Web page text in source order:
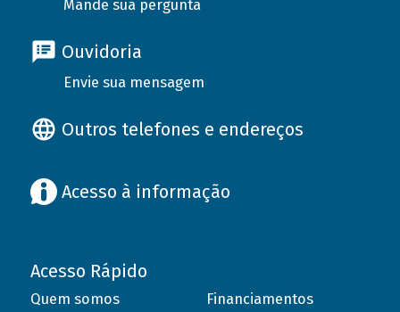
Mande sua pergunta
Ouvidoria
Envie sua mensagem
Outros telefones e endereços
Acesso à informação
Acesso Rápido
Quem somos
Financiamentos